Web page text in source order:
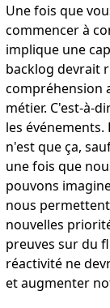
Une fois que
commencer à
implique une
backlog devrait
compréhension
métier. C'est-à-
les
n'est que ça,
une fois que
pouvons
nous
nouvelles
preuves sur du
réactivité ne
et augmenter